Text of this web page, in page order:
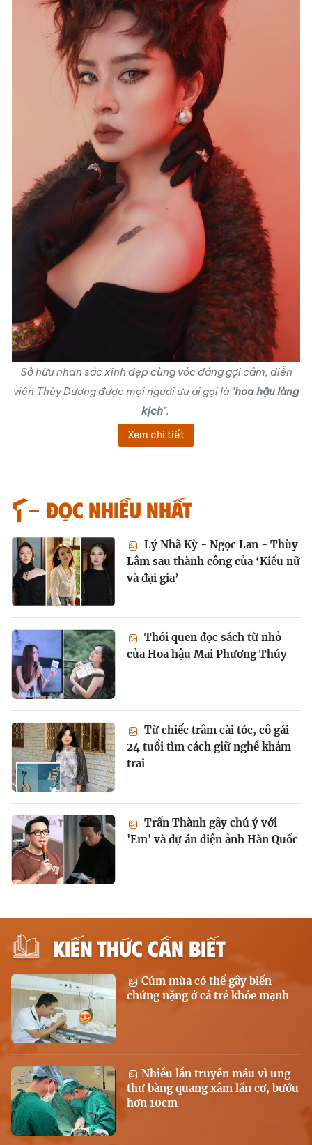
Sở hữu nhan sắc xinh đẹp cùng vóc dáng gợi cảm, diễn
viên Thùy Dương được mọi người ưu ái gọi là "hoa hậu làng
kịch".
Xem chi tiết
Đọc nhiều nhất
Lý Nhã Kỳ - Ngọc Lan - Thùy
Lâm sau thành công của ‘Kiều nữ
và đại gia’
Thói quen đọc sách từ nhỏ
của Hoa hậu Mai Phương Thúy
Từ chiếc trâm cài tóc, cô gái
24 tuổi tìm cách giữ nghề khảm
trai
Trấn Thành gây chú ý với
'Em' và dự án điện ảnh Hàn Quốc
KIẾN THỨC CẦN BIẾT
Cúm mùa có thể gây biến
chứng nặng ở cả trẻ khỏe mạnh
Nhiều lần truyền máu vì ung
thư bàng quang xâm lấn cơ, bướu
hơn 10cm